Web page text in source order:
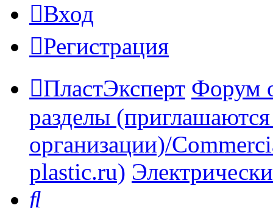
Вход
Регистрация
ПластЭксперт Форум
разделы
организации)/
plastic.ru)